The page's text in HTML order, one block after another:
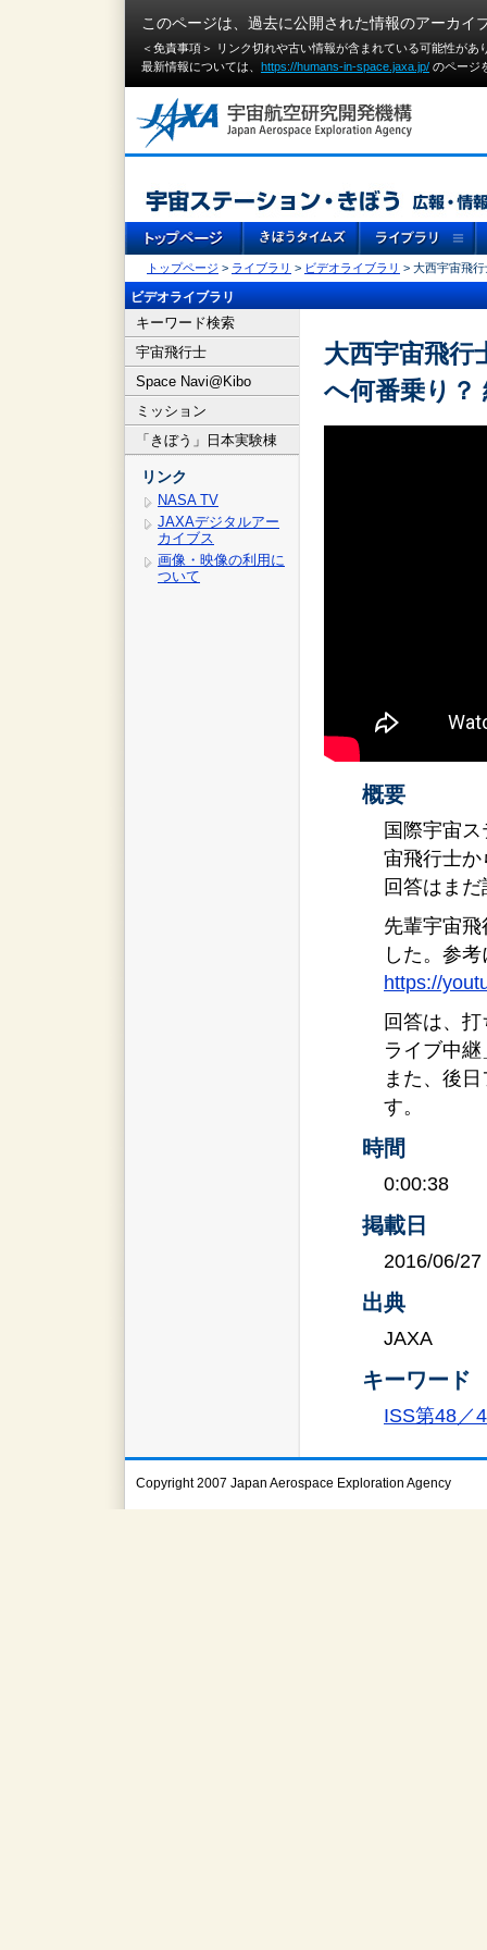
このページは、過去に公開された情報のアーカイ
＜免責事項＞ リンク切れや古い情報が含まれている可能性が
最新情報については、 https://humans-in-space.jaxa.jp/ のページ
トップページ > ライブラリ > ビデオライブラリ > 大西宇宙飛
ビデオライブラリ
キーワード検索
宇宙飛行士
Space Navi@Kibo
ミッション
「きぼう」日本実験棟
リンク
NASA TV
JAXAデジタルアー
カイブス
画像・映像の利用に
ついて
大西宇宙飛
へ何番乗り？
概要
国際宇宙
宙飛行士
回答はま
先輩宇宙
した。参
https://
回答は、
ライブ中
また、後
す。
時間
0:00:38
掲載日
2016/06/27
出典
JAXA
キーワード
ISS第48／
Copyright 2007 Japan Aerospace Exploration Agency